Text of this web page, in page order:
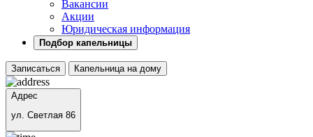
Вакансии
Акции
Юридическая информация
Подбор капельницы
Записаться Капельница на дому
Адрес
ул. Светлая 86